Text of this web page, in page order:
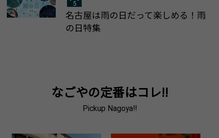
名古屋は雨の日だって楽しめる！雨
の日特集
なごやの定番はコレ!!
Pickup Nagoya!!